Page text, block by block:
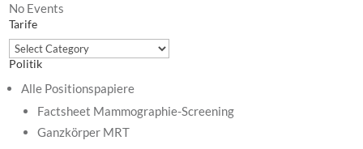
No Events
Tarife
Tarife
Politik
Alle Positionspapiere
Factsheet Mammographie-Screening
Ganzkörper MRT